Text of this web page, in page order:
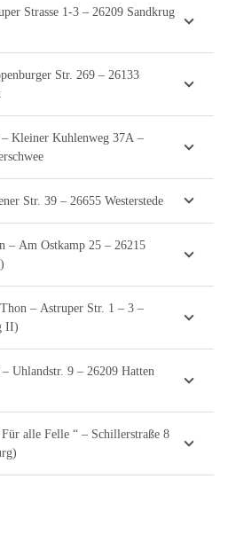
Strasse 1-3 – 26209 Sandkrug
Str. 269 – 26133
Kleiner Kuhlenweg 37A –
Str. 39 – 26655 Westerstede
– Am Ostkamp 25 – 26215
– Astruper Str. 1 – 3 –
II)
Uhlandstr. 9 – 26209 Hatten
Für alle Felle “ – Schillerstraße 8